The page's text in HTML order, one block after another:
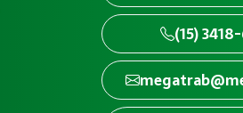
(15)